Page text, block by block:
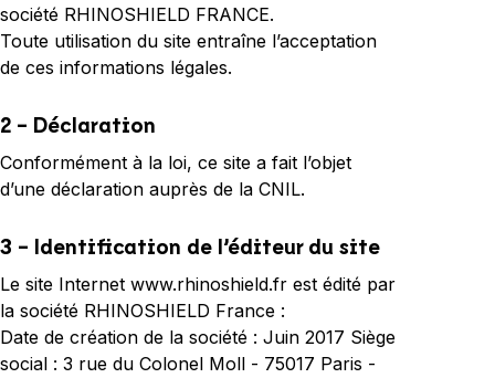
société RHINOSHIELD FRANCE.
Toute utilisation du site entraîne l’acceptation
de ces informations légales.
2 - Déclaration
Conformément à la loi, ce site a fait l’objet
d’une déclaration auprès de la CNIL.
3 - Identification de l’éditeur du site
Le site Internet www.rhinoshield.fr est édité par
la société RHINOSHIELD France :
Date de création de la société : Juin 2017 Siège
social : 3 rue du Colonel Moll - 75017 Paris -